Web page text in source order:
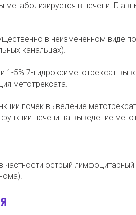
метаболизируется в печени.
в неизмененном виде
канальцах).
1-5% 7-гидроксиметотрексат
метотрексата.
почек выведение
печени на выведение
частности острый